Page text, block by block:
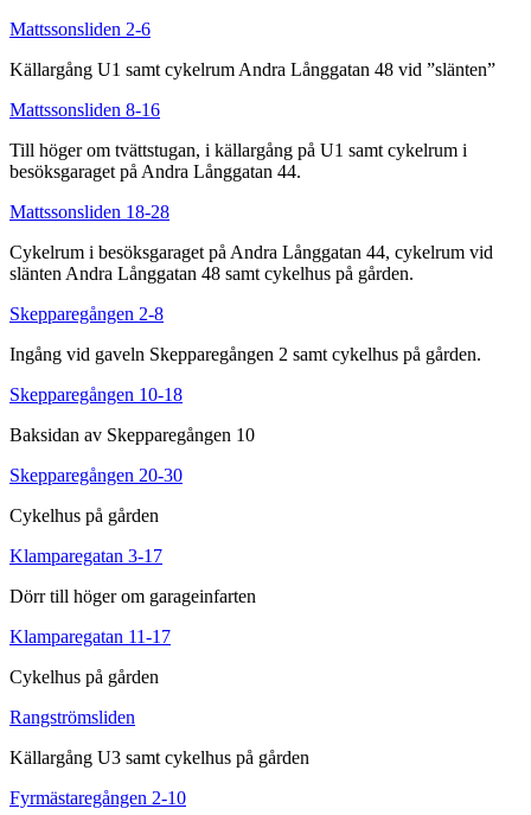
Mattssonsliden 2-6
Källargång U1 samt cykelrum Andra Långgatan 48 vid ”slänten”
Mattssonsliden 8-16
Till höger om tvättstugan, i källargång på U1 samt cykelrum i
besöksgaraget på Andra Långgatan 44.
Mattssonsliden 18-28
Cykelrum i besöksgaraget på Andra Långgatan 44, cykelrum vid
slänten Andra Långgatan 48 samt cykelhus på gården.
Skepparegången 2-8
Ingång vid gaveln Skepparegången 2 samt cykelhus på gården.
Skepparegången 10-18
Baksidan av Skepparegången 10
Skepparegången 20-30
Cykelhus på gården
Klamparegatan 3-17
Dörr till höger om garageinfarten
Klamparegatan 11-17
Cykelhus på gården
Rangströmsliden
Källargång U3 samt cykelhus på gården
Fyrmästaregången 2-10